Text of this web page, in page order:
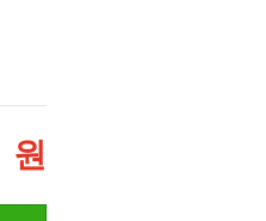
원